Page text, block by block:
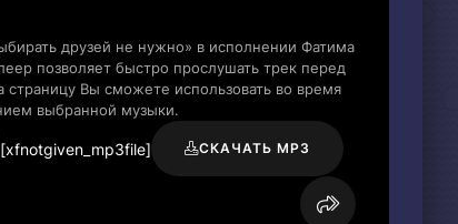
друзей не нужно» в исполнении Фатима
позволяет быстро прослушать трек перед
страницу Вы сможете использовать во время
выбранной музыки.
[xfnotgiven_mp3file] СКАЧАТЬ MP3